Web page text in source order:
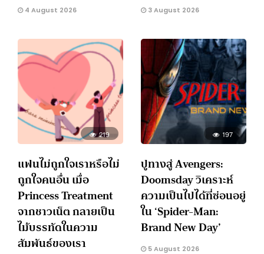
4 August 2026 3 August 2026
219
แฟนไม่ถูกใจเราหรือไม่
ถูกใจคนอื่น เมื่อ
Princess Treatment
จากชาวเน็ต กลายเป็น
ไม้บรรทัดในความ
สัมพันธ์ของเรา
197
ปูทางสู่ Avengers:
Doomsday วิเคราะห์
ความเป็นไปได้ที่ซ่อนอยู่
ใน ‘Spider-Man:
Brand New Day’
5 August 2026